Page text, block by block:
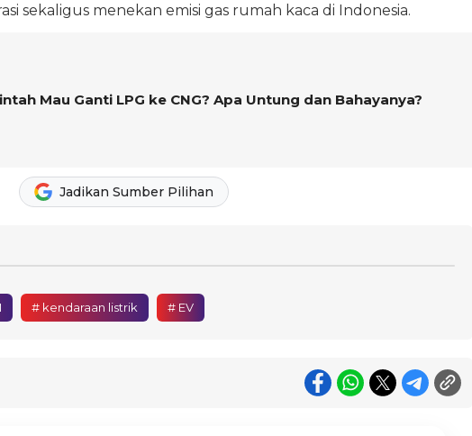
sekaligus menekan emisi gas rumah kaca di Indonesia.
Mau Ganti LPG ke CNG? Apa Untung dan Bahayanya?
Jadikan Sumber Pilihan
# kendaraan listrik # EV